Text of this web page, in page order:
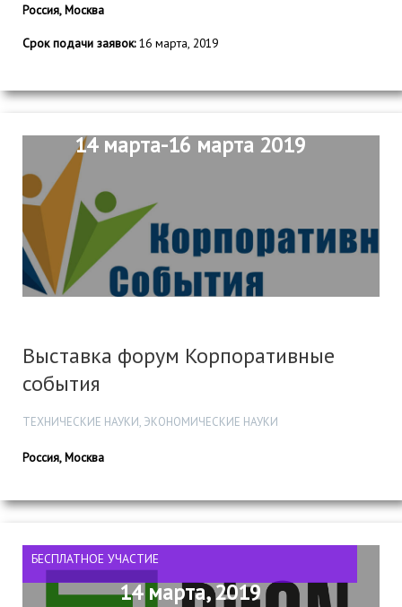
Россия, Москва
Срок подачи заявок:16 марта, 2019
14 марта-16 марта 2019
Выставка форум Корпоративные
события
ТЕХНИЧЕСКИЕ НАУКИ, ЭКОНОМИЧЕСКИЕ НАУКИ
Россия, Москва
БЕСПЛАТНОЕ УЧАСТИЕ
14 марта, 2019